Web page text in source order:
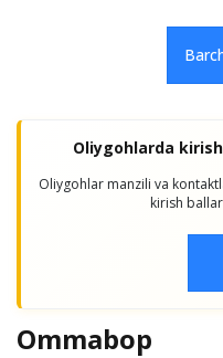
Oliygohlarda
Oliygohlar manzili va
kirish
Ommabop